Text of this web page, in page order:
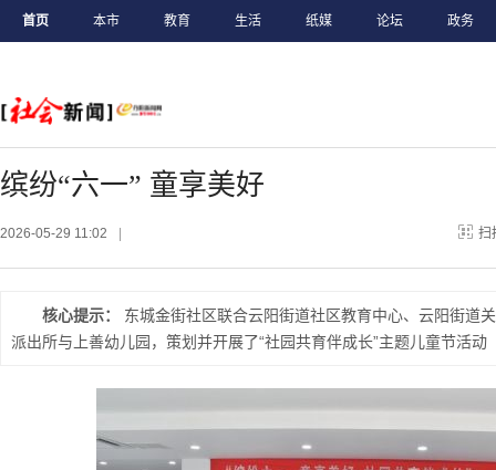
首页 本市 教育 生活 纸媒 论坛 政务
缤纷“六一” 童享美好
2026-05-29 11:02 扫
核心提示：
东城金街社区联合云阳街道社区教育中心、云阳街道
派出所与上善幼儿园，策划并开展了“社园共育伴成长”主题儿童节活动